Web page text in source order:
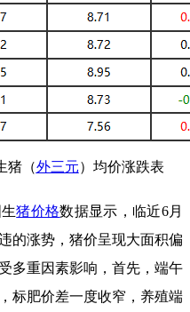
猪（外三元）均价涨跌表
猪价格数据显示，临近6月
的涨势，猪价呈现大面积偏
多重因素影响，首先，端午
标肥价差一度收窄，养殖端